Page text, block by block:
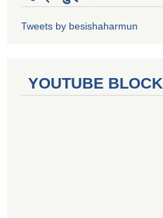
Tweets by besishaharmun
YOUTUBE BLOCK